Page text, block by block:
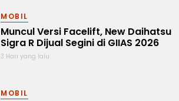
MOBIL
Muncul Versi Facelift, New Daihatsu
Sigra R Dijual Segini di GIIAS 2026
3 Hari yang lalu
MOBIL